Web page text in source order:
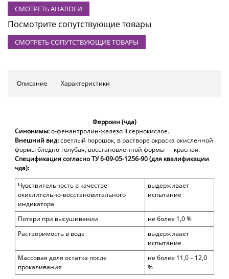
СМОТРЕТЬ АНАЛОГИ
Посмотрите сопутствующие товары
СМОТРЕТЬ СОПУТСТВУЮЩИЕ ТОВАРЫ
Описание Характеристики
Ферроин (чда)
Синонимы:о-фенантролин-железо II сернокислое.
Внешний вид:светлый порошок, в растворе окраска окисленной
формы бледно-голубая, восстановленной формы — красная.
Спецификация согласно ТУ 6-09-05-1256-90 (для квалификации
чда):
Чувствительность в качестве
окислительно-восстановительного
индикатора
выдерживает
испытание
Потери при высушивании не более 1,0%
Растворимость в воде
выдерживает
испытание
Массовая доля остатка после
прокаливания
не более 11,0– 12,0
%